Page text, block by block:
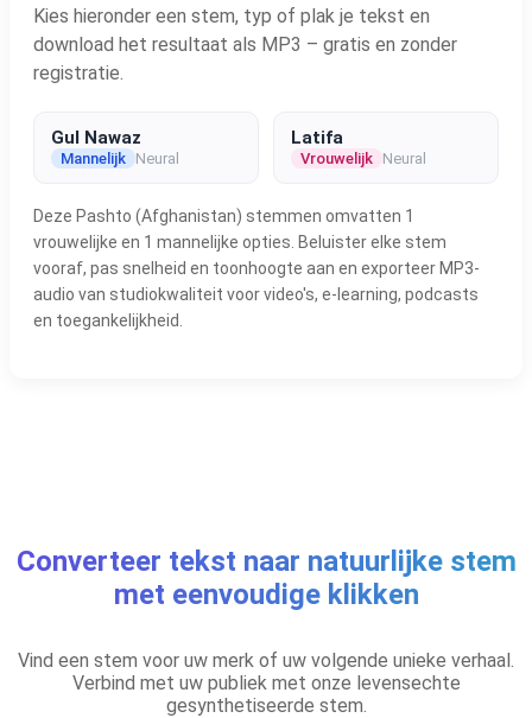
Kies hieronder een stem, typ of plak je tekst en
download het resultaat als MP3 – gratis en zonder
registratie.
Gul Nawaz
Mannelijk Neural
Latifa
Vrouwelijk Neural
Deze Pashto (Afghanistan) stemmen omvatten 1
vrouwelijke en 1 mannelijke opties. Beluister elke stem
vooraf, pas snelheid en toonhoogte aan en exporteer MP3-
audio van studiokwaliteit voor video's, e-learning, podcasts
en toegankelijkheid.
Converteer tekst naar natuurlijke stem
met eenvoudige klikken
Vind een stem voor uw merk of uw volgende unieke verhaal.
Verbind met uw publiek met onze levensechte
gesynthetiseerde stem.